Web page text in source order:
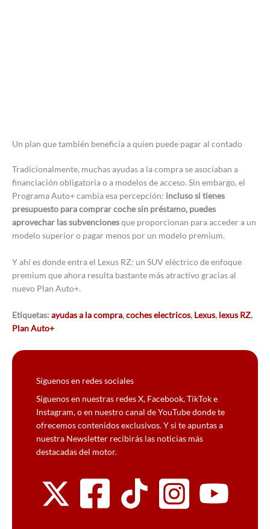
Un plan que también beneficia a quien puede pagar al contado
Tradicionalmente, muchas ayudas a la compra se asociaban a
financiación obligatoria o a modelos de acceso. Sin embargo, el
Programa Auto+ cambia esa percepción: incluso si tienes
presupuesto para comprar coche sin préstamo, puedes
aprovechar las subvencionesque proporcionan para acceder a un
modelo superior o pagar menos por un modelo premium.
Y ahí es donde entra el Lexus RZ: un SUV eléctrico de enfoque
premium que ahora resulta bastante más atractivo gracias al
nuevo Plan Auto+.
Etiquetas: ayudas a la compra,coches electricos, Lexus, lexus RZ,
Plan Auto+
Síguenos en redes sociales
Síguenos en nuestras redes X, Facebook, TikTok e
Instagram, o en nuestro canal de YouTube donde te
ofrecemos contenidos exclusivos. Y si te apuntas a
nuestra Newsletter recibirás las noticias más
destacadas del motor.